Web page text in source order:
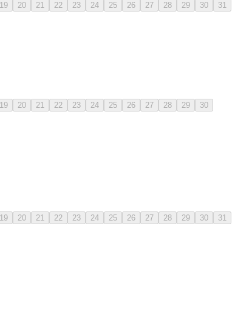
19 20 21 22 23 24 25 26 27 28 29 30 31
19 20 21 22 23 24 25 26 27 28 29 30
19 20 21 22 23 24 25 26 27 28 29 30 31